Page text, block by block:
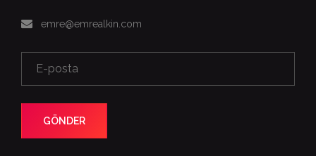
emre@emrealkin.com
GÖNDER